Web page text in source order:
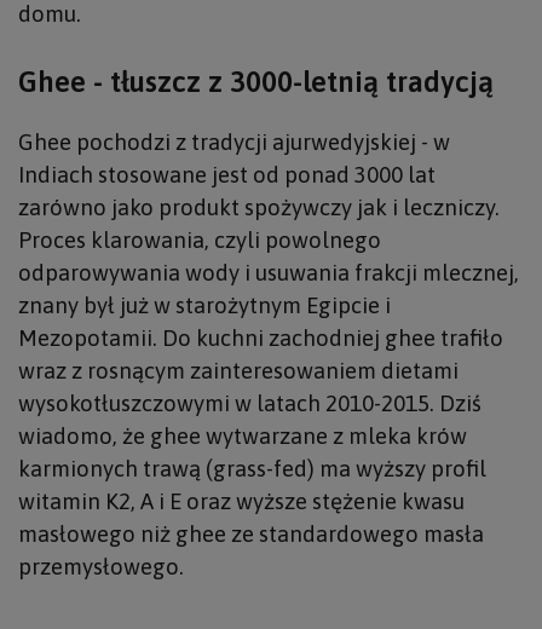
domu.
Ghee - tłuszcz z 3000-letnią tradycją
Ghee pochodzi z tradycji ajurwedyjskiej - w
Indiach stosowane jest od ponad 3000 lat
zarówno jako produkt spożywczy jak i leczniczy.
Proces klarowania, czyli powolnego
odparowywania wody i usuwania frakcji mlecznej,
znany był już w starożytnym Egipcie i
Mezopotamii. Do kuchni zachodniej ghee trafiło
wraz z rosnącym zainteresowaniem dietami
wysokotłuszczowymi w latach 2010-2015. Dziś
wiadomo, że ghee wytwarzane z mleka krów
karmionych trawą (grass-fed) ma wyższy profil
witamin K2, A i E oraz wyższe stężenie kwasu
masłowego niż ghee ze standardowego masła
przemysłowego.